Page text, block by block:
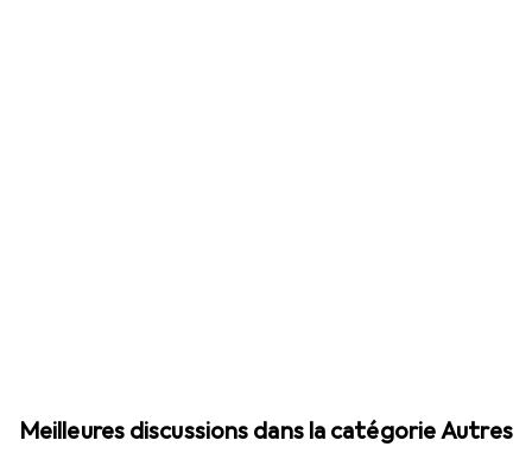
Meilleures discussions dans la catégorie Autres